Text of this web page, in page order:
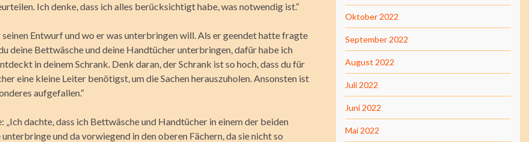
Ich denke, dass ich alles berücksichtigt habe, was notwendig ist.“
Entwurf und wo er was unterbringen will. Als er geendet hatte fragte
deine Bettwäsche und deine Handtücher unterbringen, dafür habe ich
in deinem Schrank. Denk daran, der Schrank ist so hoch, dass du für
eine kleine Leiter benötigst, um die Sachen herauszuholen. Ansonsten ist
aufgefallen.“
dachte, dass ich Bettwäsche und Handtücher in einem der beiden
und da vorwiegend in den oberen Fächern, da sie nicht so
Oktober 2022
September 2022
August 2022
Juli 2022
Juni 2022
Mai 2022